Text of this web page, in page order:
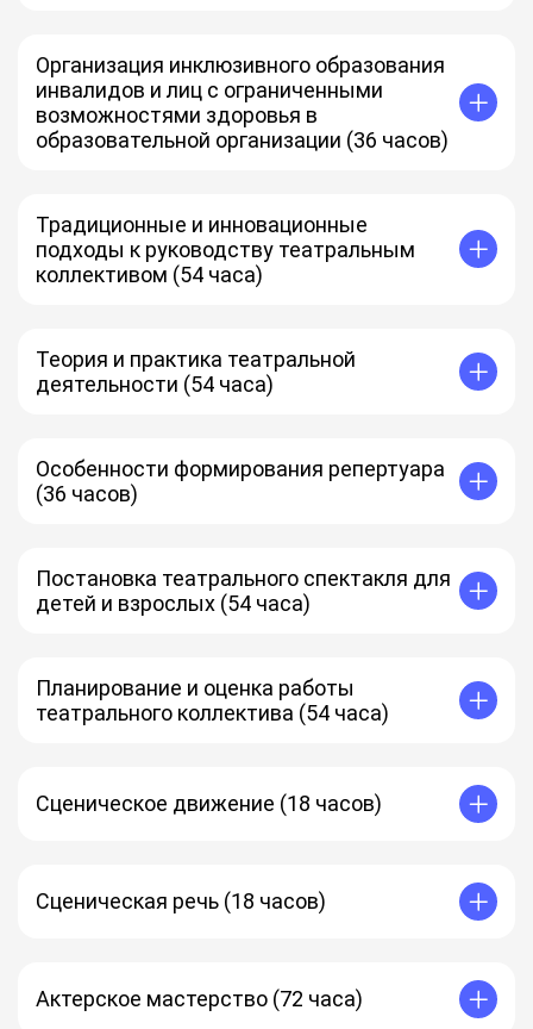
Организация инклюзивного образования
инвалидов и лиц с ограниченными
возможностями здоровья в
образовательной организации (36 часов)
Традиционные и инновационные
подходы к руководству театральным
коллективом (54 часа)
Теория и практика театральной
деятельности (54 часа)
Особенности формирования репертуара
(36 часов)
Постановка театрального спектакля для
детей и взрослых (54 часа)
Планирование и оценка работы
театрального коллектива (54 часа)
Сценическое движение (18 часов)
Сценическая речь (18 часов)
Актерское мастерство (72 часа)